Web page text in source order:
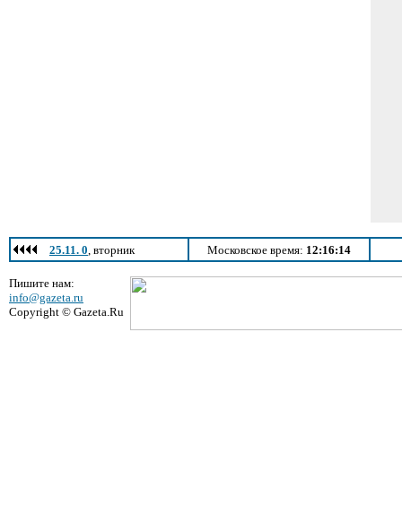
25.11. 0, вторник Московское время: 12:16:14
Пишите нам:
info@gazeta.ru
Copyright © Gazeta.Ru